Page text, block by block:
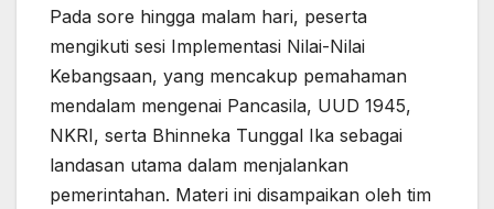
Pada sore hingga malam hari, peserta
mengikuti sesi Implementasi Nilai-Nilai
Kebangsaan, yang mencakup pemahaman
mendalam mengenai Pancasila, UUD 1945,
NKRI, serta Bhinneka Tunggal Ika sebagai
landasan utama dalam menjalankan
pemerintahan. Materi ini disampaikan oleh tim